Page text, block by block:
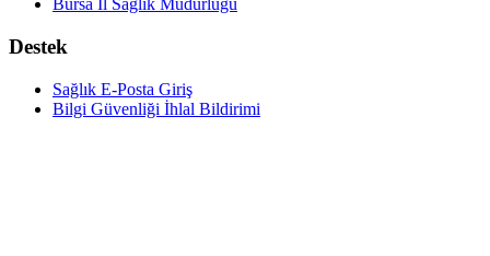
Bursa İl Sağlık Müdürlüğü
Destek
Sağlık E-Posta Giriş
Bilgi Güvenliği İhlal Bildirimi